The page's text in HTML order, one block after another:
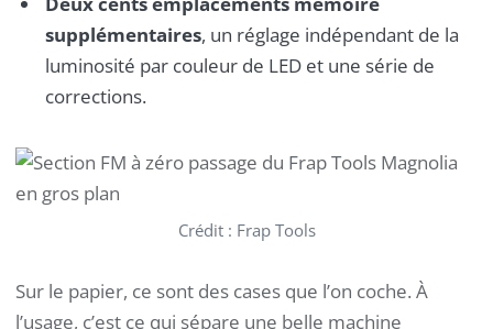
supplémentaires, un réglage indépendant de la
luminosité par couleur de LED et une série de
corrections.
Crédit : Frap Tools
Sur le papier, ce sont des cases que l’on coche. À
l’usage, c’est ce qui sépare une belle machine